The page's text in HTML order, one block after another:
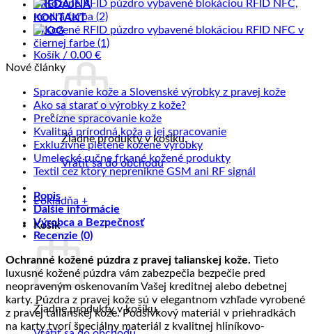
PREDAJŇA
KONTAKT
BLOG
Košík / 0.00 €
Žiadne produkty v košíku.
Vrátiť sa do obchodu
Pokladňa +
Košík
Žiadne produkty v košíku.
Nové články
Spracovanie kože a Slovenské výrobky z pravej kože
Ako sa starať o výrobky z kože?Žiadne
na
Ako
sa
starať
Precízne spracovanie kožeŽiadne
komentáre
na
Precízne
spracovanie
Kvalitná prírodná koža a jej spracovanieŽiadne
na
Kvalitná
Exkluzívne pletené kožené výrobkyŽiadne
komentáre
na
Umelecké ručne frkané kožené produktyŽiadne
komentáre
Textil cez ktorý neprenikne GSM ani RF signál
GSM
ani
RF
signál
Popis
Ďalšie informácie
Výrobca a Bezpečnosť
Recenzie (0)
Ochranné kožené púzdra z pravej talianskej kože. Tieto
luxusné kožené púzdra vám zabezpečia bezpečie pred
neopraveným oskenovaním Vašej kreditnej alebo debetnej
karty. Púzdra z pravej kože sú v elegantnom vzhľade vyrobené
z pravej talianskej kože. Podšívkový materiál v priehradkách
na karty tvorí špeciálny materiál z kvalitnej hliníkovo-